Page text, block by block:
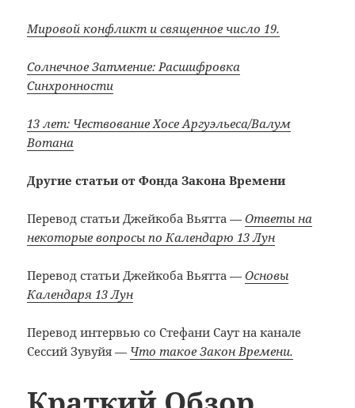
Мировой конфликт и священное число 19.
Солнечное Затмение: Расшифровка
Синхронности
13 лет: Чествование Хосе Аргуэльеса/Валум
Вотана
Другие статьи от Фонда Закона Времени
Перевод статьи Джейкоба Вьятта— Ответы на
некоторые вопросы по Календарю 13 Лун
Перевод статьи Джейкоба Вьятта —Основы
Календаря 13 Лун
Перевод интервью со Стефани Саут на канале
Сессий Зувуйя — Что такое Закон Времени.